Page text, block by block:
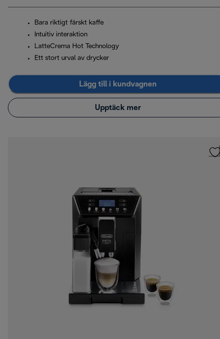
Bara riktigt färskt kaffe
Intuitiv interaktion
LatteCrema Hot Technology
Ett stort urval av drycker
Lägg till i kundvagnen
Upptäck mer